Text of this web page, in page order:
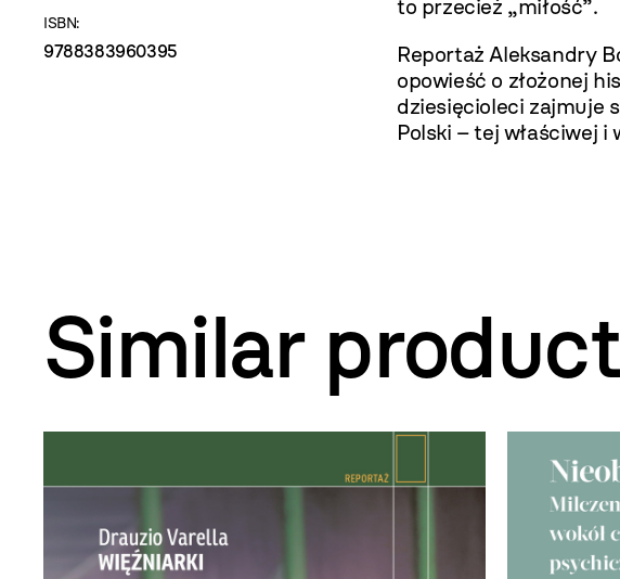
ISBN:
9788383960395
to przecież „miłość”.
Reportaż Aleksandry
opowieść o złożonej
dziesięcioleci zajmuje
Polski – tej właściwej i
Similar